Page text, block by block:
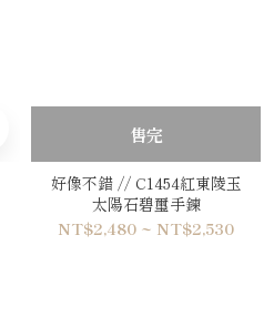
售完
好像不錯 // C1454紅東陵玉
太陽石碧璽手鍊
NT$2,480 ~ NT$2,530